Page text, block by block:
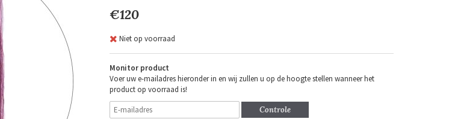
€120
Niet op voorraad
Monitor product
Voer uw e-mailadres hieronder in en wij zullen u op de hoogte stellen wanneer het
product op voorraad is!
Controle